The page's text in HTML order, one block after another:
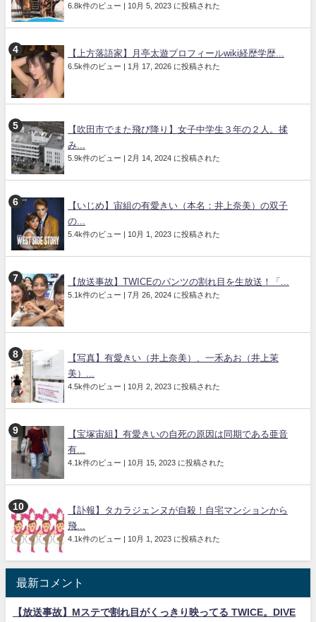
6.8k件のビュー | 10月 5, 2023 に投稿された
【上方落語家】月亭太遊プロフィールwiki経歴学歴...
6.5k件のビュー | 1月 17, 2026 に投稿された
【吹田市でまた飛び降り】女子中学生３年の２人。揉
み...
5.9k件のビュー | 2月 14, 2024 に投稿された
【いじめ】宙組の有愛きい（本名：井上奈美）の双子
の...
5.4k件のビュー | 10月 1, 2023 に投稿された
【放送事故】TWICEのパンツの割れ目を生放送！「...
5.1k件のビュー | 7月 26, 2024 に投稿された
【写真】有愛きい（井上奈美）、一禾あお（井上茉
美）...
4.5k件のビュー | 10月 2, 2023 に投稿された
【宝塚宙組】有愛きいの自死の原因は同期である亜音
有...
4.1k件のビュー | 10月 15, 2023 に投稿された
【訃報】タカラジェンヌが自殺！自宅マンションから
飛...
4.1k件のビュー | 10月 1, 2023 に投稿された
最新コメント
【放送事故】Mステで割れ目がくっきり映ってる TWICE。DIVE